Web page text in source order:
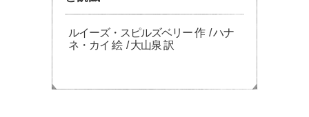
ルイーズ・スピルズベリー 作 / ハナ
ネ・カイ 絵 / 大山泉 訳